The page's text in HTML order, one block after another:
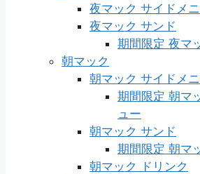
夜マック サイドメ
夜マック サンド
期間限定 夜マ
朝マック
朝マック サイドメ
期間限定 朝マ
ュー
朝マック サンド
期間限定 朝マ
朝マック ドリンク